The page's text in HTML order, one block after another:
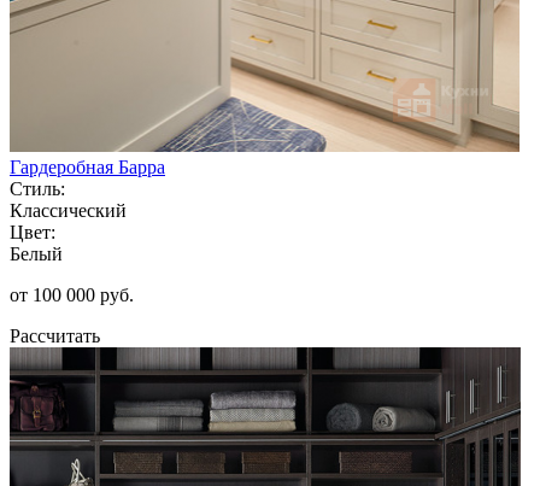
Гардеробная Барра
Стиль:
Классический
Цвет:
Белый
от 100 000 руб.
Рассчитать